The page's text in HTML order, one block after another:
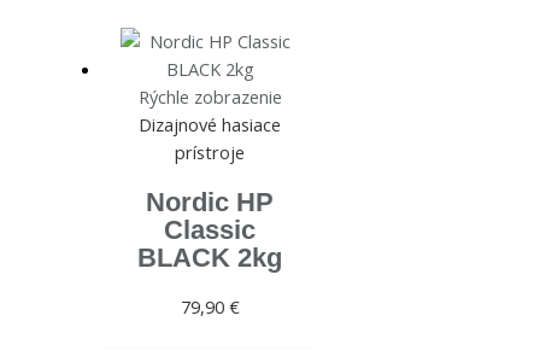
Rýchle zobrazenie
Dizajnové hasiace
prístroje
Nordic HP
Classic
BLACK 2kg
79,90 €